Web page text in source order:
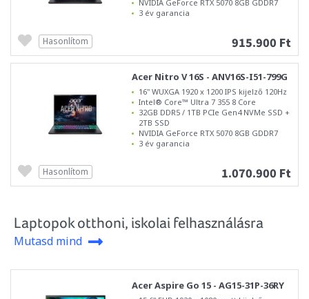
NVIDIA GeForce RTX 5070 8GB GDDR7
3 év garancia
915.900 Ft
Hasonlítom
Acer Nitro V 16S - ANV16S-I51-799G
16" WUXGA 1920 x 1200 IPS kijelző 120Hz
Intel® Core™ Ultra 7 355 8 Core
32GB DDR5 / 1TB PCIe Gen4 NVMe SSD +
2TB SSD
NVIDIA GeForce RTX 5070 8GB GDDR7
3 év garancia
1.070.900 Ft
Hasonlítom
Laptopok otthoni, iskolai felhasználásra
Mutasd mind
Acer Aspire Go 15 - AG15-31P-36RY